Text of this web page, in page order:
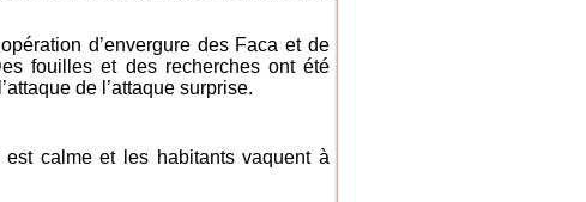
d’envergure des Faca et de
fouilles et des recherches ont été
de l’attaque surprise.
calme et les habitants vaquent à